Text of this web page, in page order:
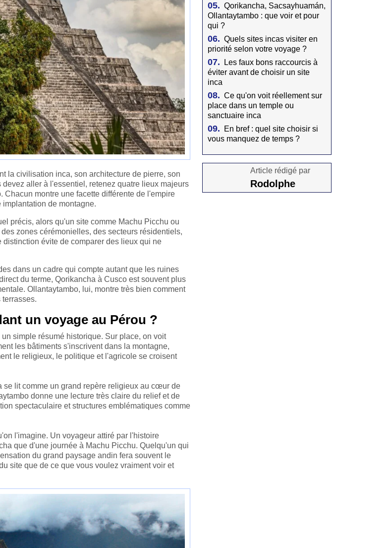
la civilisation inca, son architecture de pierre, son
aller à l'essentiel, retenez quatre lieux majeurs
montre une facette différente de l'empire
de montagne.
précis, alors qu'un site comme Machu Picchu ou
zones cérémonielles, des secteurs résidentiels,
évite de comparer des lieux qui ne
dans un cadre qui compte autant que les ruines
du terme, Qorikancha à Cusco est souvent plus
Ollantaytambo, lui, montre très bien comment
un voyage au Pérou ?
simple résumé historique. Sur place, on voit
les bâtiments s'inscrivent dans la montagne,
le religieux, le politique et l'agricole se croisent
se lit comme un grand repère religieux au cœur de
donne une lecture très claire du relief et de
spectaculaire et structures emblématiques comme
l'imagine. Un voyageur attiré par l'histoire
que d'une journée à Machu Picchu. Quelqu'un qui
du grand paysage andin fera souvent le
site que de ce que vous voulez vraiment voir et
05. Qorikancha, Sacsayhuamán,
Ollantaytambo : que voir et pour
qui ?
06. Quels sites incas visiter en
priorité selon votre voyage ?
07.
Les faux bons raccourcis à
éviter avant de choisir un site
inca
08. Ce qu'on voit réellement sur
place dans un temple ou
sanctuaire inca
09.
En bref : quel site choisir si
vous manquez de temps ?
Article rédigé par
Rodolphe